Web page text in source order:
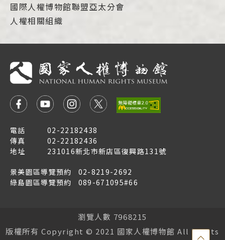
國際人權博物館聯盟亞太分會
人權相關組織
電話
02-22182438
傳真
02-22182436
地址
231016新北市新店區復興路131號
景美園區導覽預約
02-8219-2692
綠島園區導覽預約
089-671095#66
瀏覽人數 7968215
版權所有 Copyright © 2021 國家人權博物館 All Rights